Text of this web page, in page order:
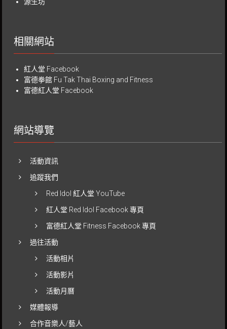
相關網站
紅人堂 Facebook
富德拳館 Fu Tak Thai Boxing and Fitness
富德紅人堂 Facebook
網站導覽
活動資訊
追蹤我們
Red Idol 紅人堂 YouTube
紅人堂 Red Idol Facebook 專頁
富德紅人堂 Fitness Facebook 專頁
過往活動
活動相片
活動影片
活動月曆
媒體報導
合作音樂人/藝人